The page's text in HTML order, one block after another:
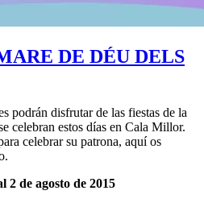
DE DÉU DELS
podrán disfrutar de las fiestas de la
celebran estos días en Cala Millor.
celebrar su patrona, aquí os
de agosto de 2015